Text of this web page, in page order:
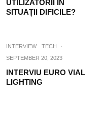
UTILIZATORII ÎN
SITUAȚII DIFICILE?
INTERVIEW TECH
·
SEPTEMBER 20, 2023
INTERVIU EURO VIAL
LIGHTING